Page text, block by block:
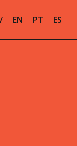
EN PT ES